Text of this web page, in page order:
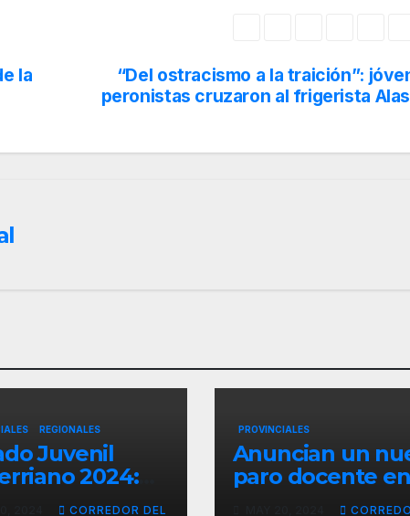
“Del ostracismo a la traición”:
peronistas cruzaron al frigerista
la
REGIONALES
Juvenil
2024:
a Concordia la
CORREDOR DEL
PROVINCIALES
Anuncian un
paro docente en
Entre Ríos